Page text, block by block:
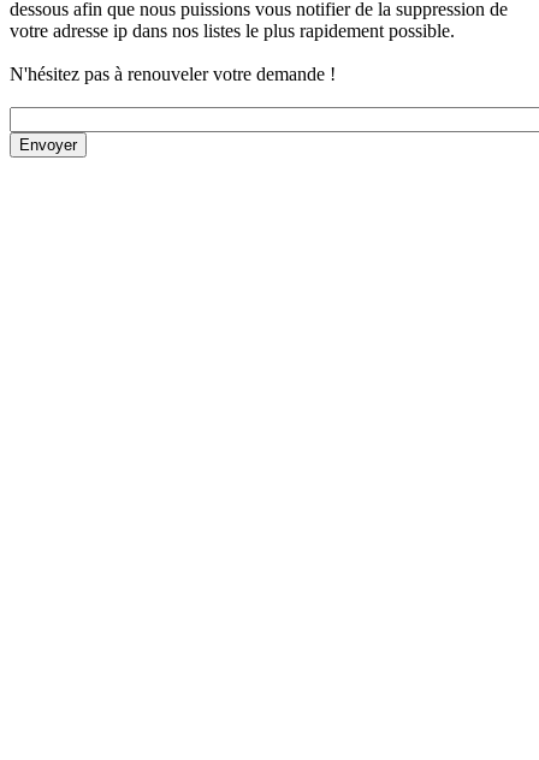
dessous afin que nous puissions vous notifier de la suppression de
votre adresse ip dans nos listes le plus rapidement possible.
N'hésitez pas à renouveler votre demande !